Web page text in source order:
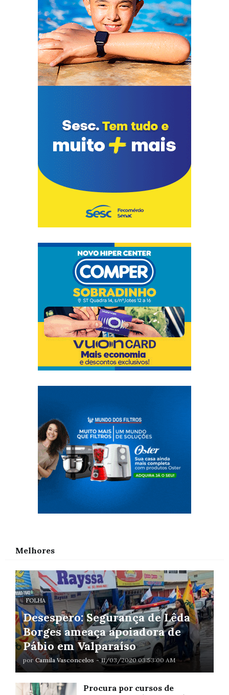
Melhores
FOLHA
Desespero: Segurança de Lêda
Borges ameaça apoiadora de
Pábio em Valparaíso
por Camila Vasconcelos - 11/03/2020 03:53:00 AM
Procura por cursos de